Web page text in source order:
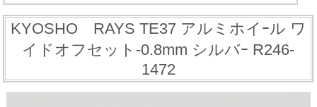
KYOSHO RAYS TE37 アルミホイｰル ワ
イドオフセット-0.8mm シルバｰ R246-
1472